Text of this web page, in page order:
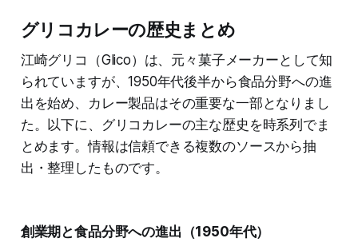
グリコカレーの歴史まとめ
江崎グリコ（Glico）は、元々菓子メーカーとして知
られていますが、1950年代後半から食品分野への進
出を始め、カレー製品はその重要な一部となりまし
た。以下に、グリコカレーの主な歴史を時系列でま
とめます。情報は信頼できる複数のソースから抽
出・整理したものです。
創業期と食品分野への進出（1950年代）